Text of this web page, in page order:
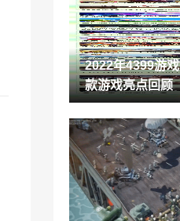
2022-12-27
《英雄传说：黎之
中文版同步
2022-12-27
2022年4399游戏
亮点回顾
2022-12-27
《黑豹2》全球票
2022-12-27
《小鬼当家》是
圣诞电影
2022年4399游
款游戏亮点回顾